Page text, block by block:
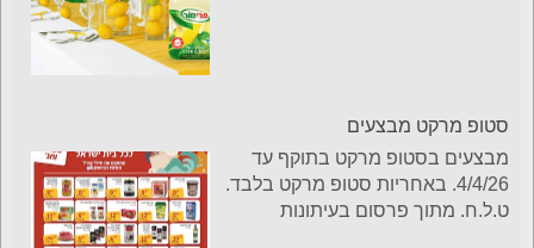
סטופ מרקט מבצעים
מבצעים בסטופ מרקט בתוקף עד
4/4/26. באחריות סטופ מרקט בלבד.
ט.ל.ח. מתוך פרסום בעיתונות